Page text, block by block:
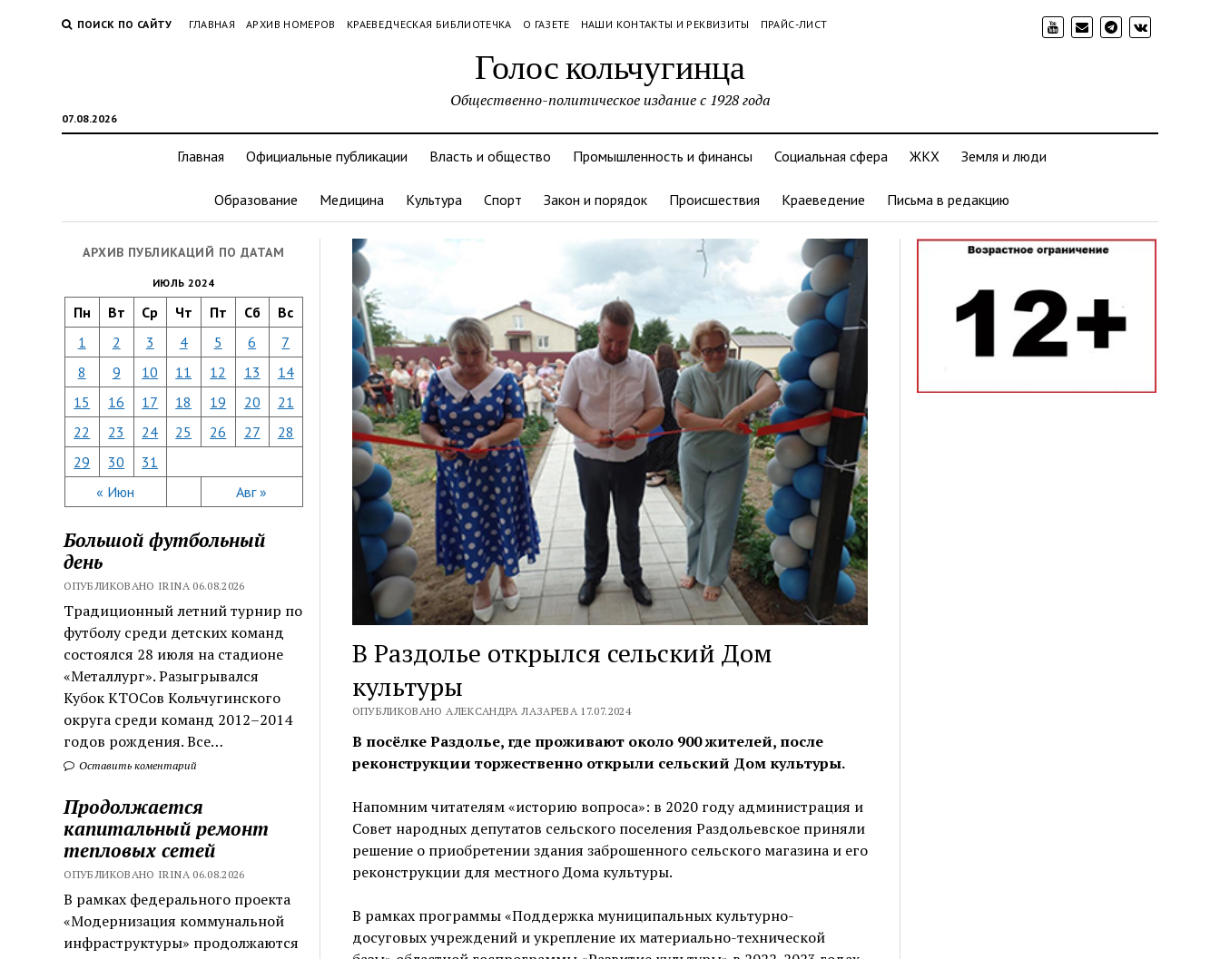
ПОИСК ПО САЙТУ ГЛАВНАЯ АРХИВ НОМЕРОВ КРАЕВЕДЧЕСКАЯ БИБЛИОТЕЧКА О ГАЗЕТЕ НАШИ КОНТАКТЫ И РЕКВИЗИТЫ ПРАЙС-ЛИСТ
Голос кольчугинца
07.08.2026
Общественно-политическое издание с 1928 года
Главная Официальные публикации Власть и общество Промышленность и финансы Социальная сфера ЖКХ Земля и люди
Образование Медицина Культура Спорт Закон и порядок Происшествия Краеведение Письма в редакцию
АРХИВ ПУБЛИКАЦИЙ ПО ДАТАМ
ИЮЛЬ 2024
Пн Вт Ср Чт Пт Сб Вс
« Июн Авг »
1 2 3 4 5 6
7
8
9 10 11 12 13
14
15
16 17 18 19 20
21
22
23 24 25 26 27
28
29
30 31
Большой футбольный
день
ОПУБЛИКОВАНО IRINA 06.08.2026
Традиционный летний турнир по
футболу среди детских команд
состоялся 28 июля на стадионе
«Металлург». Разыгрывался
Кубок КТОСов Кольчугинского
округа среди команд 2012–2014
годов рождения. Все…
Оставить коментарий
Продолжается
капитальный ремонт
тепловых сетей
ОПУБЛИКОВАНО IRINA 06.08.2026
В рамках федерального проекта
«Модернизация коммунальной
инфраструктуры» продолжаются
В Раздолье открылся сельский Дом
культуры
ОПУБЛИКОВАНО АЛЕКСАНДРА ЛАЗАРЕВА 17.07.2024
В посёлке Раздолье, где проживают около 900 жителей, после
реконструкции торжественно открыли сельский Дом культуры.
Напомним читателям «историю вопроса»: в 2020 году администрация и
Совет народных депутатов сельского поселения Раздольевское приняли
решение о приобретении здания заброшенного сельского магазина и его
реконструкции для местного Дома культуры.
В рамках программы «Поддержка муниципальных культурно-
досуговых учреждений и укрепление их материально-технической